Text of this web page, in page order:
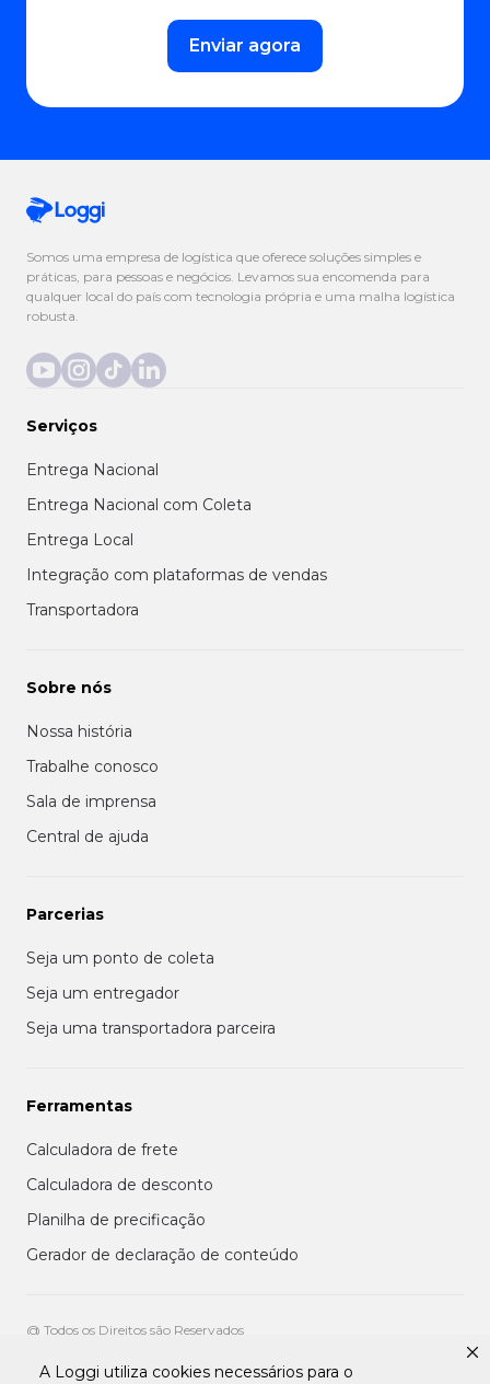
A Loggi utiliza cookies necessários para o
Enviar agora
Somos uma empresa de logística que oferece soluções simples e
práticas, para pessoas e negócios. Levamos sua encomenda para
qualquer local do país com tecnologia própria e uma malha logística
robusta.
Serviços
Entrega Nacional
Entrega Nacional com Coleta
Entrega Local
Integração com plataformas de vendas
Transportadora
Sobre nós
Nossa história
Trabalhe conosco
Sala de imprensa
Central de ajuda
Parcerias
Seja um ponto de coleta
Seja um entregador
Seja uma transportadora parceira
Ferramentas
Calculadora de frete
Calculadora de desconto
Planilha de precificação
Gerador de declaração de conteúdo
@ Todos os Direitos são Reservados